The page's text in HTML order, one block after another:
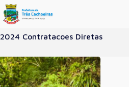
2024 Contratacoes Diretas